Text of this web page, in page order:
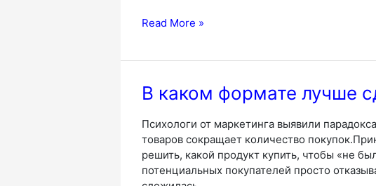
Описание
Read More »
В каком формате лучше
Психологи от маркетинга выявили
товаров сокращает количество
решить, какой продукт купить, чтобы «не
потенциальных покупателей просто